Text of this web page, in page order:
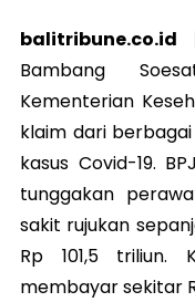
balitribune.co.id
Bambang
Kementerian
klaim dari
kasus Covid-19.
tunggakan
sakit rujukan
Rp 101,5 triliun.
membayar sekitar